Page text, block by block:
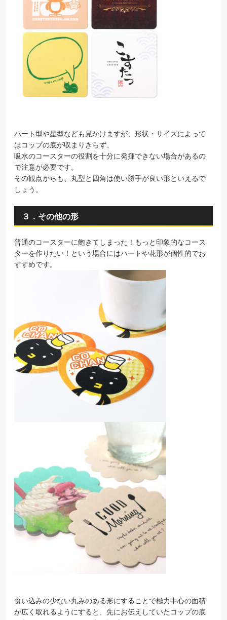
ハート型や星型なども見かけますが、形状・サイズによって
はコップの底が収まりきらず、
吸水のコースターの役割を十分に発揮できない場合があるの
で注意が必要です。
その観点からも、丸型と四角は使い勝手が良い形といえるで
しょう。
３．その他の形
普通のコースターに飽きてしまった！もっと印象的なコース
ターを作りたい！という場合にはハートや花形が個性的でお
すすめです。
食い込みの少ない丸みのある形にすることで極力中心の面積
が広く取れるようにすると、先にお伝えしていたコップの底